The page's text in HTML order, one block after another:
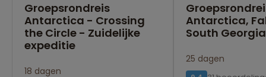
Groepsrondreis
Antarctica - Crossing
the Circle - Zuidelijke
expeditie
18 dagen
Antarctica,
South Georgia
25 dagen